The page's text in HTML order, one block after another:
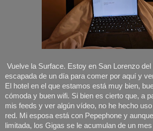
Vuelve la Surface. Estoy en San Lorenzo
escapada de un día para comer por aquí y
El hotel en el que estamos está muy bien,
cómoda y buen wifi. Si bien es cierto que, a
mis feeds y ver algún vídeo, no he hecho
red. Mi esposa está con Pepephone y
limitada, los Gigas se le acumulan de un